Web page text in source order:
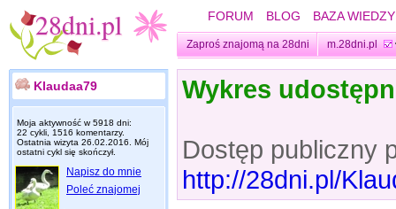
FORUM BLOG BAZA WIEDZY
Zaproś znajomą na 28dni m.28dni.pl
Klaudaa79
Moja aktywność w 5918 dni:
22 cykli, 1516 komentarzy.
Ostatnia wizyta 26.02.2016 . Mój
ostatni cykl się skończył.
Napisz do mnie
Poleć znajomej
Wykres
Dostęp publiczny
http://28dni.pl/